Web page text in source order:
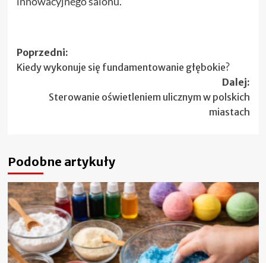
Zobacz
wpisy
Poprzedni:
Kiedy wykonuje się fundamentowanie głębokie?
Dalej:
Sterowanie oświetleniem ulicznym w polskich
miastach
Podobne artykuły